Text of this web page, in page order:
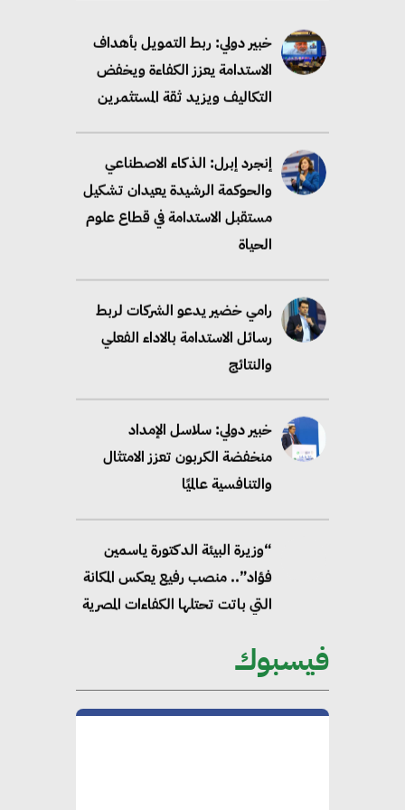
خبير دولي: ربط التمويل بأهداف
الاستدامة يعزز الكفاءة ويخفض
التكاليف ويزيد ثقة المستثمرين
إنجرد إبرل: الذكاء الاصطناعي
والحوكمة الرشيدة يعيدان تشكيل
مستقبل الاستدامة في قطاع علوم
الحياة
رامي خضير يدعو الشركات لربط
رسائل الاستدامة بالاداء الفعلي
والنتائج
خبير دولي: سلاسل الإمداد
منخفضة الكربون تعزز الامتثال
والتنافسية عالميًا
“وزيرة البيئة الدكتورة ياسمين
فؤاد”.. منصب رفيع يعكس المكانة
التي باتت تحتلها الكفاءات المصرية
محلب : المباني الخضراء إضافة
فيسبوك